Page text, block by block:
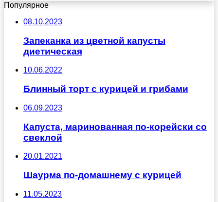
Популярное
08.10.2023
Запеканка из цветной капусты
диетическая
10.06.2022
Блинный торт с курицей и грибами
06.09.2023
Капуста, маринованная по-корейски со
свеклой
20.01.2021
Шаурма по-домашнему с курицей
11.05.2023